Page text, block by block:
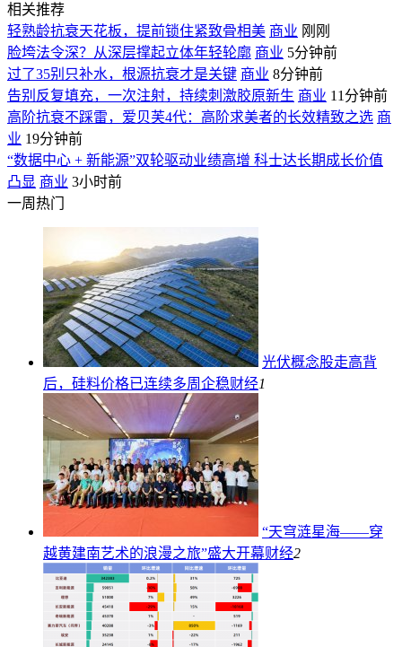
相关推荐
轻熟龄抗衰天花板，提前锁住紧致骨相美 商业 刚刚
脸垮法令深？从深层撑起立体年轻轮廓 商业 5分钟前
过了35别只补水，根源抗衰才是关键 商业 8分钟前
告别反复填充，一次注射，持续刺激胶原新生 商业 11分钟前
高阶抗衰不踩雷，爱贝芙4代：高阶求美者的长效精致之选 商
业 19分钟前
“数据中心 + 新能源”双轮驱动业绩高增 科士达长期成长价值
凸显 商业 3小时前
一周热门
光伏概念股走高背
后，硅料价格已连续多周企稳财经1
“天穹涟星海——穿
越黄建南艺术的浪漫之旅”盛大开幕财经2